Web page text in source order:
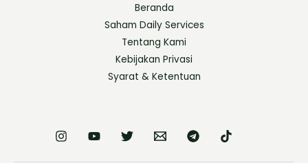
Beranda
Saham Daily Services
Tentang Kami
Kebijakan Privasi
Syarat & Ketentuan